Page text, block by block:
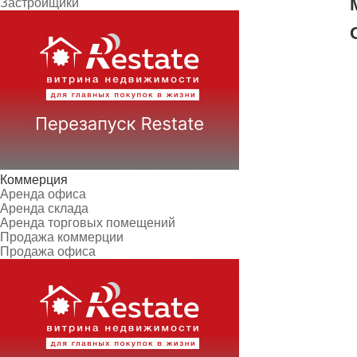
Застройщики
Коммерция
Аренда офиса
Аренда склада
Аренда торговых помещений
Продажа коммерции
Продажа офиса